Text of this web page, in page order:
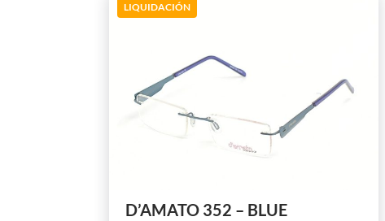
LIQUIDACIÓN
D’AMATO 352 – BLUE